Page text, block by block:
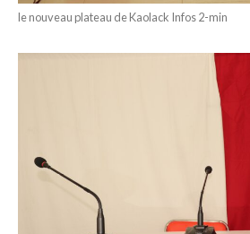
le nouveau plateau de Kaolack Infos 2-min